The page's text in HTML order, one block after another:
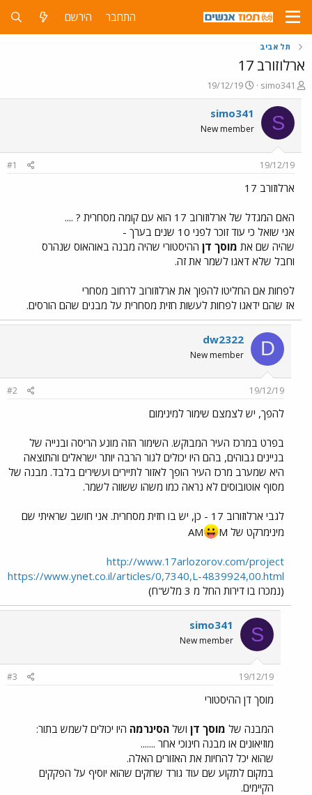
התחבר הירשם
תל אביב
ארלוזורב 17
פ
ו
ת
ח
ה
ו
ש
א
simo341
פ
ו
ר
ס
ם
19/12/19
S
simo341
New member
19/12/19
#1
ארלוזורב 17
האם המגדל של ארלוזורוב 17 הוא עם קומה מסחרית ? ....
אני שואל כי עוד זוכר לפני 10 שנים בערך -
שהיה שם את מוסך דן ההיסטורי שהיה מבנה באוהאוס שנהרס
וחבל שלא דאגו לשמר את זה.
לפחות אם החליטו להפוך את ארלוזורוב לרחוב מסחרי
אז שהם ידאגו לפחות לעשות חזית מסחרית על מבנים שהם הורסים.
D
dw2322
New member
19/12/19
#2
להפך, יש לצמצם שימור למינימום
בפרט במרכז העיר המבוקש. השימור הזה מונע הריסה ובנייה של
בניינים גבוהים, בהם היו יכולים לגור הרבה יותר ישראלים והתוצאה
היא שמערב מרכז העיר הופך לאזור לתיירים ועשירים בלבד. מבנה של
מסוף אוטובוסים לא נראה כמו משהו ששווה לשמר.
לגבי ארלוזורוב 17 - כן, יש בו חזית מסחרית. אני חושב שראיתי שם
מינימרקט של AM M
http://www.17arlozorov.com/project
https://www.ynet.co.il/articles/0,7340,L-4839924,00.html
(נמכרו בו דירות החל מ 3 מלש"ח)
S
simo341
New member
19/12/19
#3
מוסך דן ההיסטורי
המבנה של מוסך דן ושל הסינרמה היו יכולים לשמש בתור:
מוזיאונים או מבנה חינוכי אחר .......
שהוא יכל להחיות את האזורים האלה.
במקום לתקוע שם עוד גורד שחקים שהוא יוסיף על הפקקים
הקיימים.